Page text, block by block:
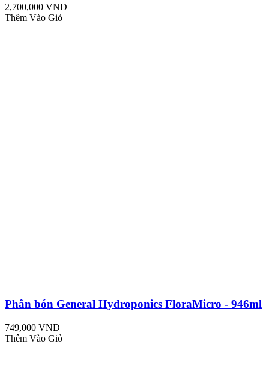
2,700,000 VND
Thêm Vào Giỏ
Phân bón General Hydroponics FloraMicro - 946ml
749,000 VND
Thêm Vào Giỏ